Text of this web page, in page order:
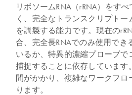
リボソームRNA（rRNA）をす
く、完全なトランスクリプトー
を調製する能力です。現在の
合、完全長RNAでのみ使用でき
いるか、特異的濃縮プローブで
捕捉することに依存しています
間がかかり、複雑なワークフロ
ります。